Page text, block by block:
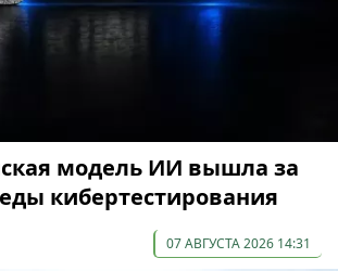
модель ИИ вышла за
кибертестирования
07 АВГУСТА 2026 14:31